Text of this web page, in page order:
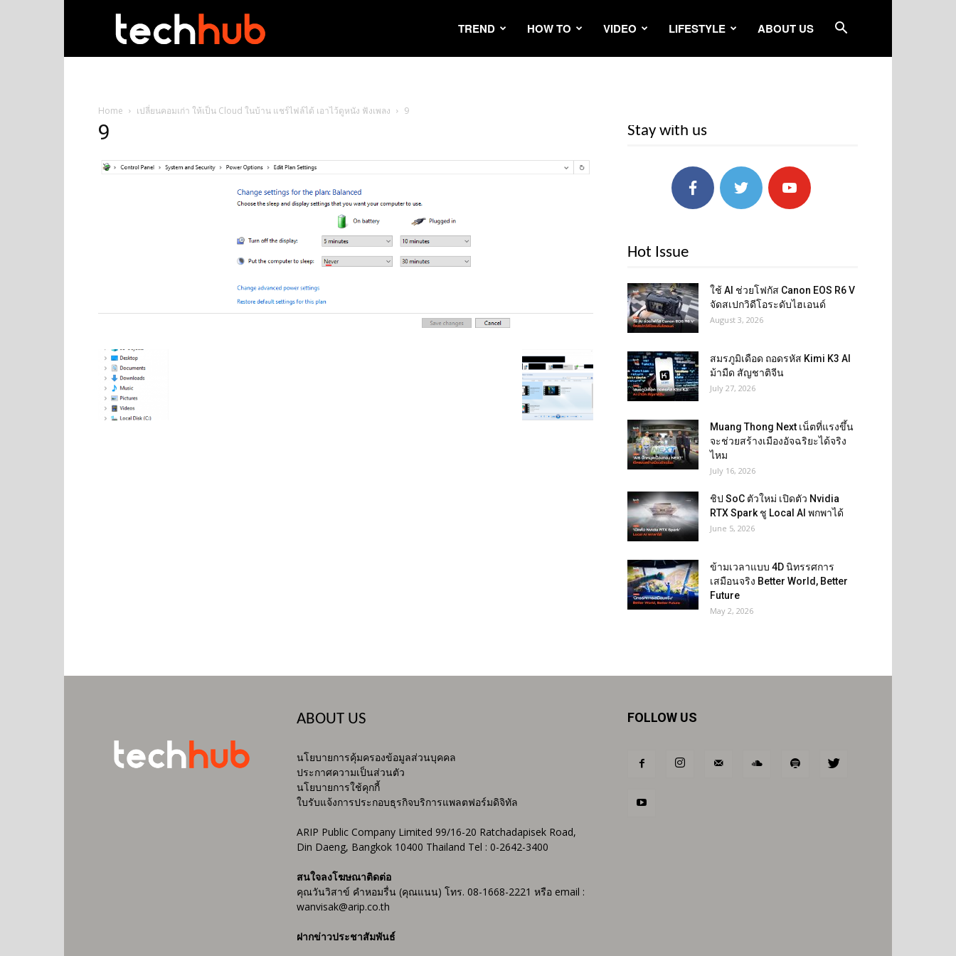
TREND HOW TO VIDEO LIFESTYLE ABOUT US
Home เปลี่ยนคอมเก่า ให้เป็น Cloud ในบ้าน แชร์ไฟล์ได้ เอาไว้ดูหนัง ฟังเพลง 9
9 Stay with us
Hot Issue
ใช้ AI ช่วยโฟกัส Canon EOS R6 V
จัดสเปกวิดีโอระดับไฮเอนด์
August 3, 2026
สมรภูมิเดือด ถอดรหัส Kimi K3 AI
ม้ามืด สัญชาติจีน
July 27, 2026
Muang Thong Next เน็ตที่แรงขึ้น
จะช่วยสร้างเมืองอัจฉริยะได้จริง
ไหม
July 16, 2026
ชิป SoC ตัวใหม่ เปิดตัว Nvidia
RTX Spark ชู Local AI พกพาได้
June 5, 2026
ข้ามเวลาแบบ 4D นิทรรศการ
เสมือนจริง Better World, Better
Future
May 2, 2026
ABOUT US
นโยบายการคุ้มครองข้อมูลส่วนบุคคล
ประกาศความเป็นส่วนตัว
นโยบายการใช้คุกกี้
ใบรับแจ้งการประกอบธุรกิจบริการแพลตฟอร์มดิจิทัล
ARIP Public Company Limited 99/16-20 Ratchadapisek Road,
Din Daeng, Bangkok 10400 Thailand Tel : 0-2642-3400
สนใจลงโฆษณาติดต่อ
คุณวันวิสาข์ คำหอมรื่น (คุณแนน) โทร. 08-1668-2221 หรือ email :
wanvisak@arip.co.th
ฝากข่าวประชาสัมพันธ์
FOLLOW US